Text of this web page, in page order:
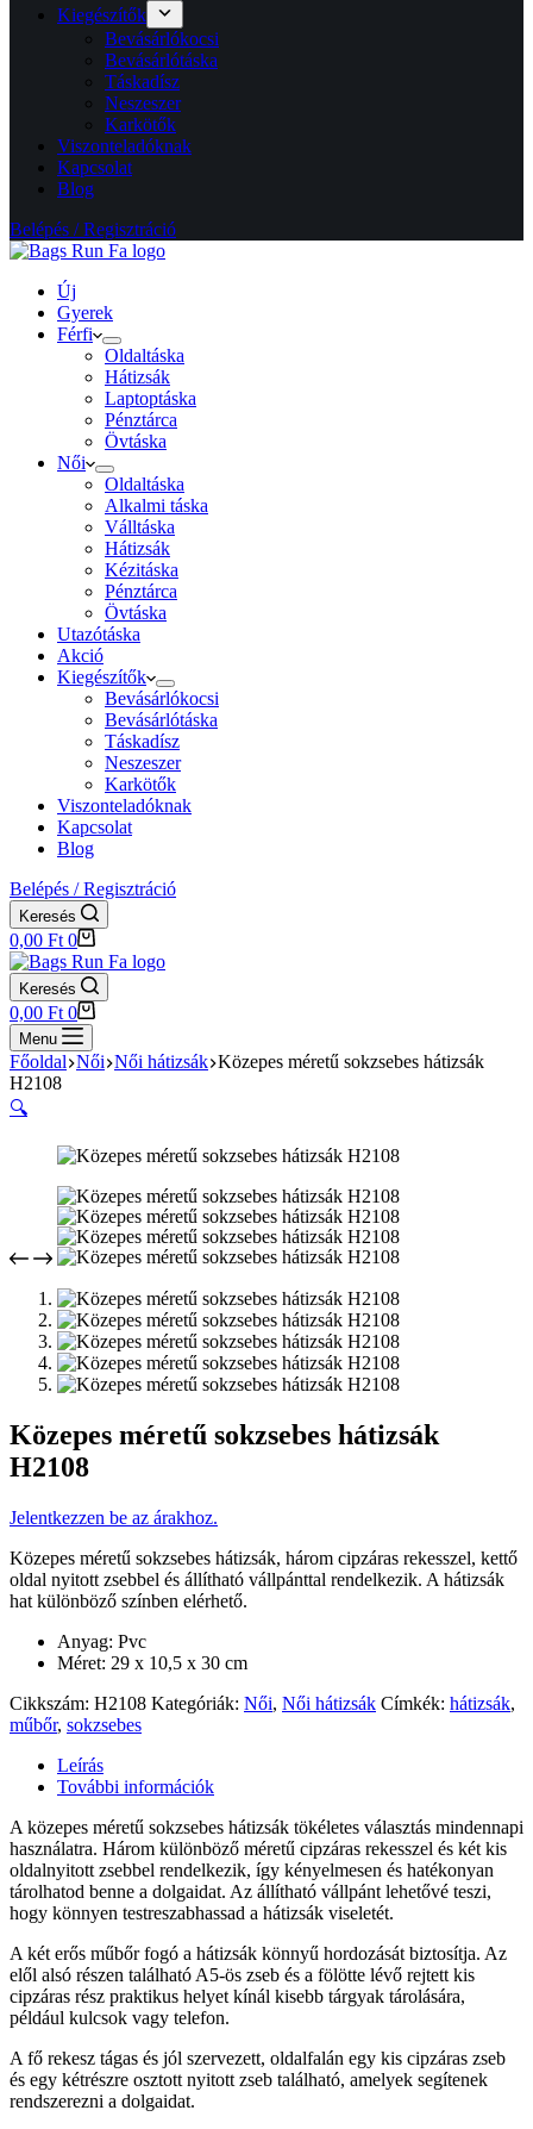
Kiegészítők
Bevásárlókocsi
Bevásárlótáska
Táskadísz
Neszeszer
Karkötők
Viszonteladóknak
Kapcsolat
Blog
Belépés / Regisztráció
Új
Gyerek
Férfi
Oldaltáska
Hátizsák
Laptoptáska
Pénztárca
Övtáska
Női
Oldaltáska
Alkalmi táska
Válltáska
Hátizsák
Kézitáska
Pénztárca
Övtáska
Utazótáska
Akció
Kiegészítők
Bevásárlókocsi
Bevásárlótáska
Táskadísz
Neszeszer
Karkötők
Viszonteladóknak
Kapcsolat
Blog
Belépés / Regisztráció
Keresés
Shopping
cart
0,00 Ft 0
Keresés
Shopping
cart
0,00 Ft 0
Menu
Főoldal Női Női hátizsák Közepes méretű sokzsebes hátizsák
H2108
🔍
Közepes méretű sokzsebes hátizsák
H2108
Jelentkezzen be az árakhoz.
Közepes méretű sokzsebes hátizsák, három cipzáras rekesszel, kettő
oldal nyitott zsebbel és állítható vállpánttal rendelkezik. A hátizsák
hat különböző színben elérhető.
Anyag: Pvc
Méret: 29 x 10,5 x 30 cm
Cikkszám: H2108 Kategóriák: Női, Női hátizsák Címkék: hátizsák,
műbőr, sokzsebes
Leírás
További információk
A közepes méretű sokzsebes hátizsák tökéletes választás mindennapi
használatra. Három különböző méretű cipzáras rekesszel és két kis
oldalnyitott zsebbel rendelkezik, így kényelmesen és hatékonyan
tárolhatod benne a dolgaidat. Az állítható vállpánt lehetővé teszi,
hogy könnyen testreszabhassad a hátizsák viseletét.
A két erős műbőr fogó a hátizsák könnyű hordozását biztosítja. Az
elől alsó részen található A5-ös zseb és a fölötte lévő rejtett kis
cipzáras rész praktikus helyet kínál kisebb tárgyak tárolására,
például kulcsok vagy telefon.
A fő rekesz tágas és jól szervezett, oldalfalán egy kis cipzáras zseb
és egy kétrészre osztott nyitott zseb található, amelyek segítenek
rendszerezni a dolgaidat.